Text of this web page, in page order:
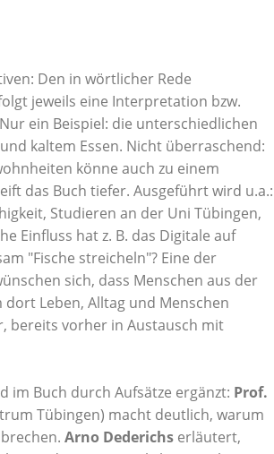
Den in wörtlicher Rede
jeweils eine Interpretation bzw.
ein Beispiel: die unterschiedlichen
kaltem Essen. Nicht überraschend:
könne auch zu einem
das Buch tiefer. Ausgeführt wird u.a.:
Studieren an der Uni Tübingen,
Einfluss hat z. B. das Digitale auf
"Fische streicheln"? Eine der
sich, dass Menschen aus der
Leben, Alltag und Menschen
bereits vorher in Austausch mit
im Buch durch Aufsätze ergänzt: Prof.
Tübingen) macht deutlich, warum
Arno Dederichs erläutert,